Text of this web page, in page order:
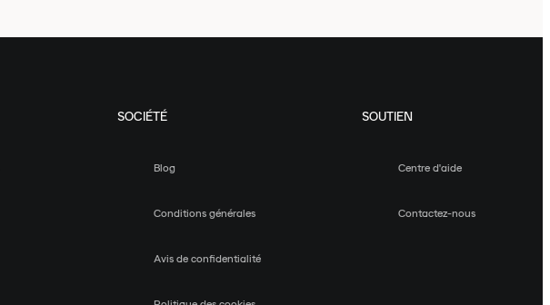
SOCIÉTÉ
Blog
Conditions générales
Avis de confidentialité
SOUTIEN
Centre d'aide
Contactez-nous